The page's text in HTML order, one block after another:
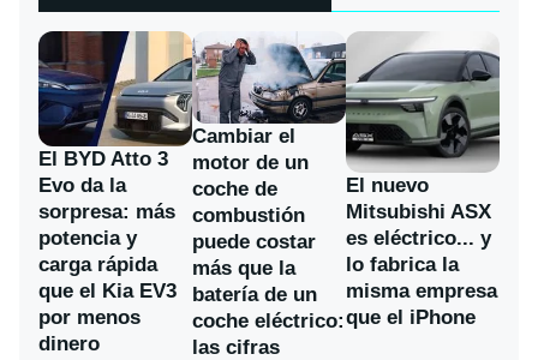
El BYD Atto 3
Evo da la
sorpresa: más
potencia y
carga rápida
que el Kia EV3
por menos
dinero
Cambiar el
motor de un
coche de
combustión
puede costar
más que la
batería de un
coche eléctrico:
las cifras
El nuevo
Mitsubishi ASX
es eléctrico... y
lo fabrica la
misma empresa
que el iPhone